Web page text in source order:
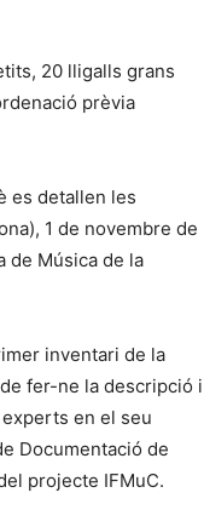
20 lligalls grans
prèvia
es detallen les
1 de novembre de
de Música de la
inventari de la
fer-ne la descripció i
experts en el seu
Documentació de
projecte IFMuC.